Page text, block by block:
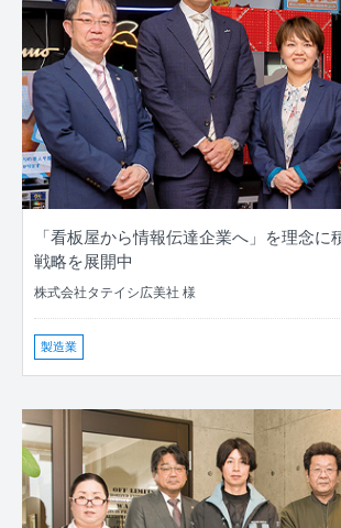
「看板屋から情報伝達企業へ」を理念に
戦略を展開中
株式会社タテイシ広美社 様
製造業